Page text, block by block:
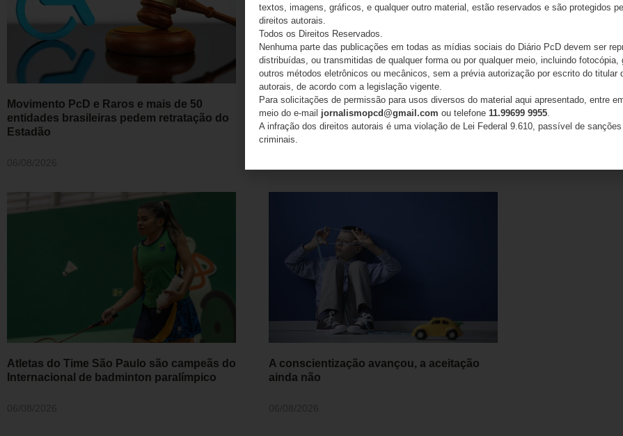
Movimento PcD e Raros e mais de 50
entidades brasileiras pedem retratação do
Estadão
Professor PcD com cegueira é aprovado para
Titular da UFABC e defende acessibilidade
como capacidade institucional
Atletas do Time São Paulo são campeãs do
Internacional de badminton paralímpico
A conscientização avançou, a aceitação
ainda não
textos, imagens, gráficos, e qualquer outro material, estão reservados e são protegidos
direitos autorais.
Todos os Direitos Reservados.
Nenhuma parte das publicações em todas as mídias sociais do Diário PcD devem ser
distribuídas, ou transmitidas de qualquer forma ou por qualquer meio, incluindo fotocópia,
outros métodos eletrônicos ou mecânicos, sem a prévia autorização por escrito do titular
autorais, de acordo com a legislação vigente.
Para solicitações de permissão para usos diversos do material aqui apresentado, entre
meio do e-mail jornalismopcd@gmail.com ou telefone 11.99699 9955
A infração dos direitos autorais é uma violação de Lei Federal 9.610, passível de
criminais.